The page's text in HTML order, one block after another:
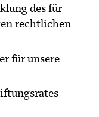
des für
rechtlichen
für unsere